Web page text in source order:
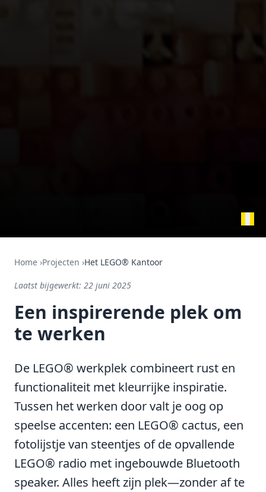
Home ›Projecten ›Het LEGO® Kantoor
Laatst bijgewerkt: 22 juni 2025
Een inspirerende plek om
te werken
De LEGO® werkplek combineert rust en
functionaliteit met kleurrijke inspiratie.
Tussen het werken door valt je oog op
speelse accenten: een LEGO® cactus, een
fotolijstje van steentjes of de opvallende
LEGO® radio met ingebouwde Bluetooth
speaker. Alles heeft zijn plek—zonder af te